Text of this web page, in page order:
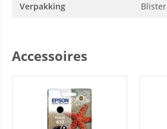
Verpakking
Accessoires